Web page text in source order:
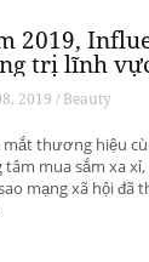
2019,
trị lĩnh
2019 / Beauty
mắt thương hiệu
mua sắm xa
mạng xã hội đã